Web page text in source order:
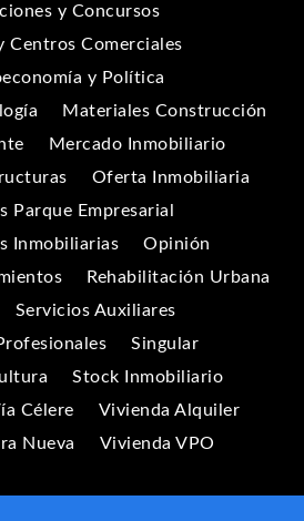
y Concursos
Centros Comerciales
y Política
Materiales Construcción
Mercado Inmobiliario
Oferta Inmobiliaria
Parque Empresarial
Inmobiliarias
Opinión
Rehabilitación Urbana
Servicios Auxiliares
Singular
Stock Inmobiliario
Célere
Vivienda Alquiler
Nueva
Vivienda VPO